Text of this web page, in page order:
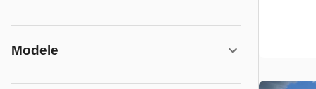
Modele